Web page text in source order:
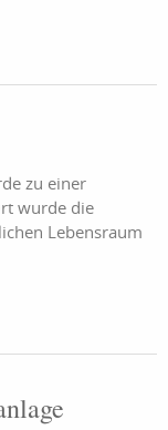
zu einer
wurde die
Lebensraum